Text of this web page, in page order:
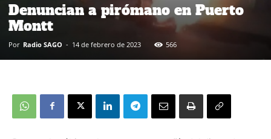
Denuncian a pirómano en Puerto
Montt
Por Radio SAGO - 14 de febrero de 2023 566